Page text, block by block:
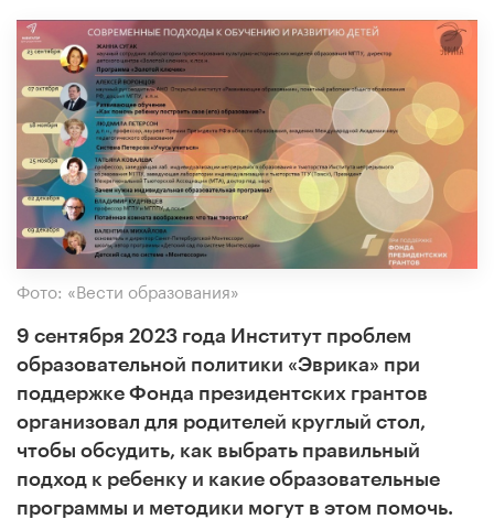
Фото: «Вести образования»
9 сентября 2023 года Институт проблем
образовательной политики «Эврика» при
поддержке Фонда президентских грантов
организовал для родителей круглый стол,
чтобы обсудить, как выбрать правильный
подход к ребенку и какие образовательные
программы и методики могут в этом помочь.